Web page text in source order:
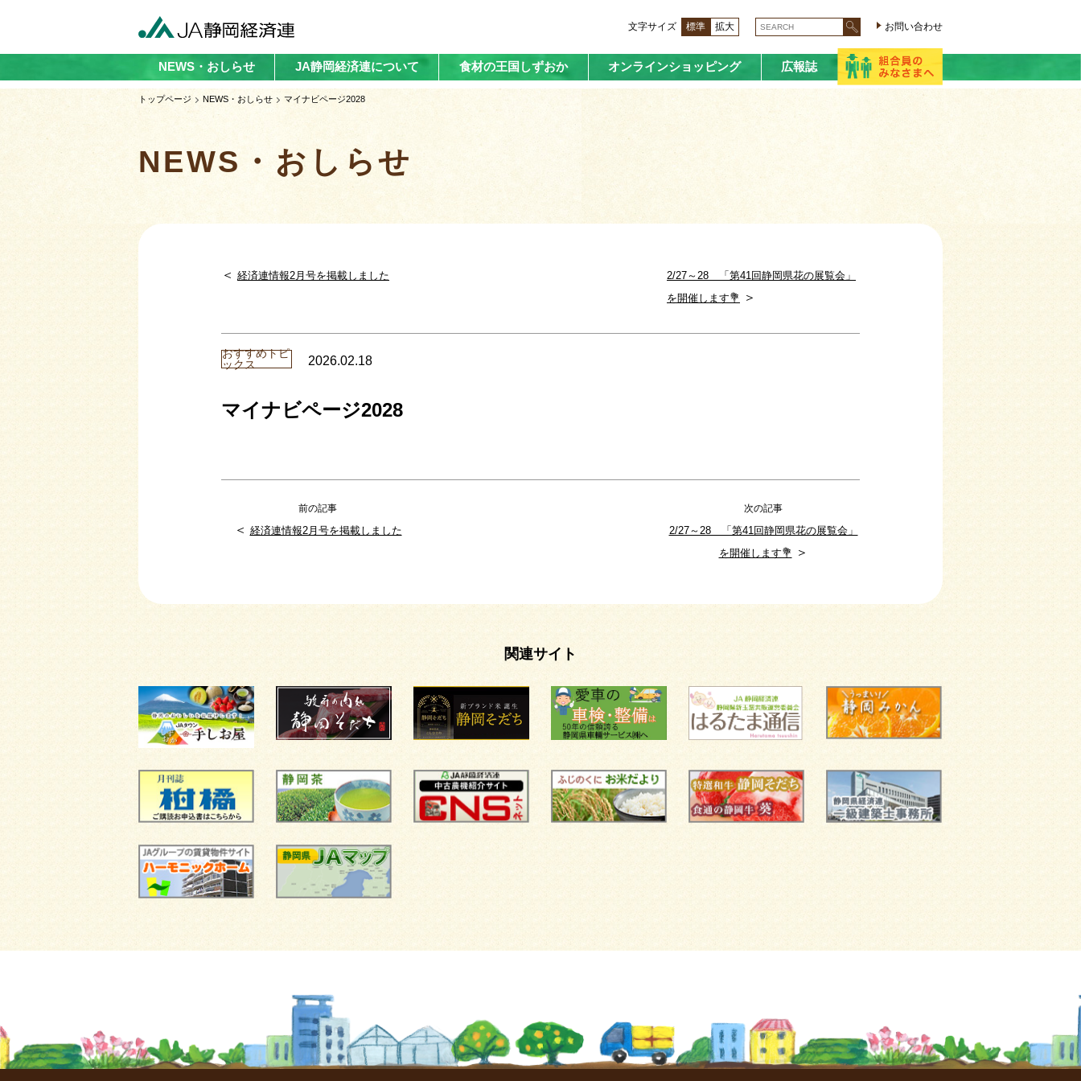
文字サイズ 標準 拡大 お問い合わせ
NEWS・おしらせ JA静岡経済連について 食材の王国しずおか オンラインショッピング 広報誌
トップページ NEWS・おしらせ マイナビページ2028
NEWS・おしらせ
＜ 経済連情報2月号を掲載しました
2/27～28 「第41回静岡県花の展覧会」
を開催します💐
＞
おすすめトピ
ックス
2026.02.18
マイナビページ2028
前の記事
＜ 経済連情報2月号を掲載しました
次の記事
2/27～28 「第41回静岡県花の展覧会」
を開催します💐
＞
関連サイト